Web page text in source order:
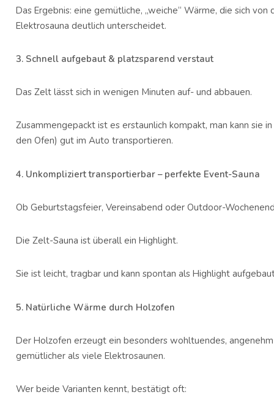
Das Ergebnis: eine gemütliche, „weiche“ Wärme, die sich
Elektrosauna deutlich unterscheidet.
3. Schnell aufgebaut & platzsparend verstaut
Das Zelt lässt sich in wenigen Minuten auf- und abbauen.
Zusammengepackt ist es erstaunlich kompakt, man kann sie
den Ofen) gut im Auto transportieren.
4. Unkompliziert transportierbar – perfekte Event-Sauna
Ob Geburtstagsfeier, Vereinsabend oder Outdoor-
Die Zelt-Sauna ist überall ein Highlight.
Sie ist leicht, tragbar und kann spontan als Highlight
5. Natürliche Wärme durch Holzofen
Der Holzofen erzeugt ein besonders wohltuendes,
gemütlicher als viele Elektrosaunen.
Wer beide Varianten kennt, bestätigt oft: